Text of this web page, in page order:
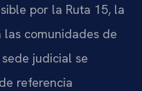
por la Ruta 15, la
las comunidades de
judicial se
referencia